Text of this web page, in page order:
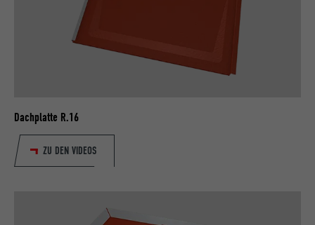
Dachplatte R.16
ZU DEN VIDEOS